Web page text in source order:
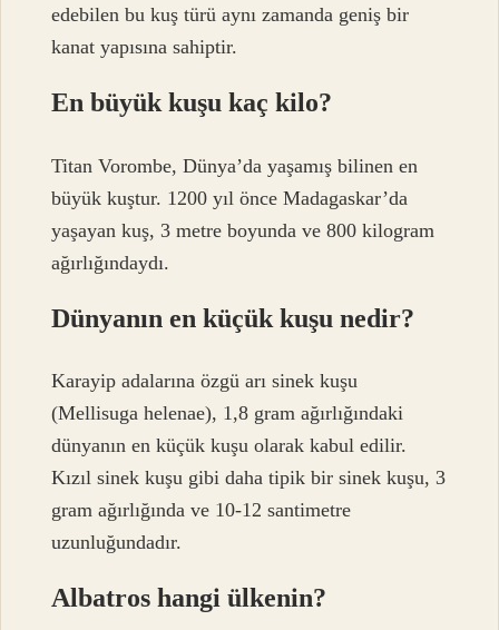
edebilen bu kuş türü aynı zamanda geniş bir
kanat yapısına sahiptir.
En büyük kuşu kaç kilo?
Titan Vorombe, Dünya’da yaşamış bilinen en
büyük kuştur. 1200 yıl önce Madagaskar’da
yaşayan kuş, 3 metre boyunda ve 800 kilogram
ağırlığındaydı.
Dünyanın en küçük kuşu nedir?
Karayip adalarına özgü arı sinek kuşu
(Mellisuga helenae), 1,8 gram ağırlığındaki
dünyanın en küçük kuşu olarak kabul edilir.
Kızıl sinek kuşu gibi daha tipik bir sinek kuşu, 3
gram ağırlığında ve 10-12 santimetre
uzunluğundadır.
Albatros hangi ülkenin?